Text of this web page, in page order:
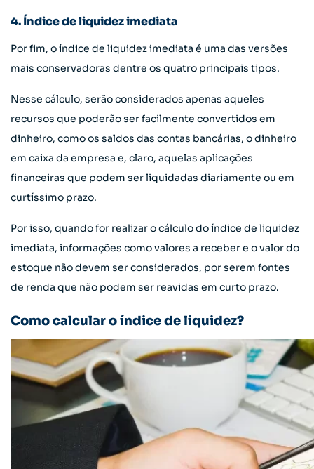
4. Índice de liquidez imediata
Por fim, o índice de liquidez imediata é uma das versões
mais conservadoras dentre os quatro principais tipos.
Nesse cálculo, serão considerados apenas aqueles
recursos que poderão ser facilmente convertidos em
dinheiro, como os saldos das contas bancárias, o dinheiro
em caixa da empresa e, claro, aquelas aplicações
financeiras que podem ser liquidadas diariamente ou em
curtíssimo prazo.
Por isso, quando for realizar o cálculo do índice de liquidez
imediata, informações como valores a receber e o valor do
estoque não devem ser considerados, por serem fontes
de renda que não podem ser reavidas em curto prazo.
Como calcular o índice de liquidez?